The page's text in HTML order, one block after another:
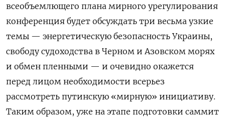
всеобъемлющего плана мирного урегулирования
конференция будет обсуждать три весьма узкие
темы — энергетическую безопасность Украины,
свободу судоходства в Черном и Азовском морях
и обмен пленными — и очевидно окажется
перед лицом необходимости всерьез
рассмотреть путинскую «мирную» инициативу.
Таким образом, уже на этапе подготовки саммит